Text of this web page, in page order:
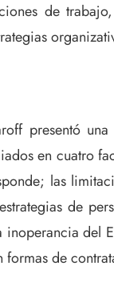
de
presentó
en cuatro
las
de
de